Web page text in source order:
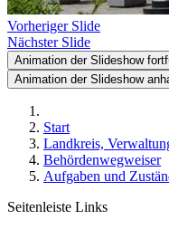
Vorheriger Slide
Nächster Slide
Animation der Slideshow
Animation der Slideshow
Start
Landkreis,
Behördenwegweiser
Aufgaben und
Seitenleiste Links